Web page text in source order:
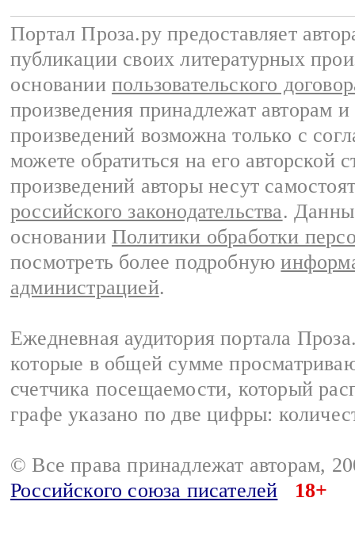
Портал Проза.ру предоставляет
публикации своих литературных
основании пользовательского
произведения принадлежат авторам
произведений возможна только с
можете обратиться на его авторской
произведений авторы несут
российского законодательства.
основании Политики обработки
посмотреть более подробную
администрацией.
Ежедневная аудитория портала
которые в общей сумме
счетчика посещаемости, который
графе указано по две цифры:
© Все права принадлежат авторам,
Российского союза писателей
18+